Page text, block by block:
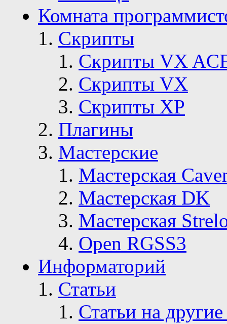
Комната
Скрипты
Скрипты VX
Скрипты VX
Скрипты ХР
Плагины
Мастерские
Мастерская
Мастерская DK
Мастерская
Open RGSS3
Информаторий
Статьи
Статьи на